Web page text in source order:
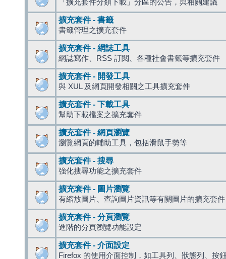
「擴充套件分類下載」分區的公告，與相關建議
擴充套件 - 書籤
書籤管理之擴充套件
擴充套件 - 網誌工具
網誌寫作、RSS 訂閱、各種社會書籤等擴充套件
擴充套件 - 開發工具
與 XUL 及網頁開發相關之工具擴充套件
擴充套件 - 下載工具
幫助下載檔案之擴充套件
擴充套件 - 網頁瀏覽
瀏覽網頁的輔助工具，包括滑鼠手勢等
擴充套件 - 搜尋
強化搜尋功能之擴充套件
擴充套件 - 圖片瀏覽
有縮放圖片、查詢圖片資訊等有關圖片的擴充套件
擴充套件 - 分頁瀏覽
進階的分頁瀏覽功能設定
擴充套件 - 介面設定
Firefox 的使用介面控制，如工具列、狀態列、按